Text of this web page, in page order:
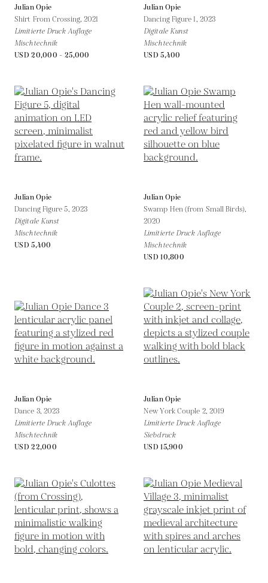
Julian Opie
Shirt From Crossing,2021
Limitierte Druck Auflage
Mischtechnik
USD 20,000 - 25,000
Julian Opie
Dancing Figure 1, 2023
Digitale Kunst
Mischtechnik
USD 5,400
Julian Opie
Dancing Figure 5, 2023
Digitale Kunst
Mischtechnik
USD 5,400
Julian Opie
Swamp Hen (from Small Birds),
2020
Limitierte Druck Auflage
Mischtechnik
USD 10,800
Julian Opie
Dance 3, 2023
Limitierte Druck Auflage
Mischtechnik
USD 22,000
Julian Opie
New York Couple 2, 2019
Limitierte Druck Auflage
Siebdruck
USD 15,900